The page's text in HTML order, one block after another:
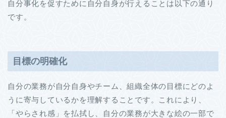
自分事化を促すために自分自身が行えることは以下の通り
です。
目標の明確化
自分の業務が自分自身やチーム、組織全体の目標にどのよ
うに寄与しているかを理解することです。これにより、
「やらされ感」を払拭し、自分の業務が大きな絵の一部で